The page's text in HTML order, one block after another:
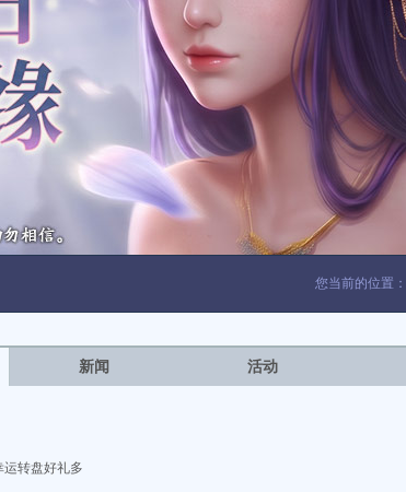
您当前的位置：
新闻 活动
运转盘好礼多